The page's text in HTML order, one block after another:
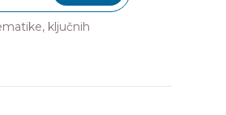
ključnih